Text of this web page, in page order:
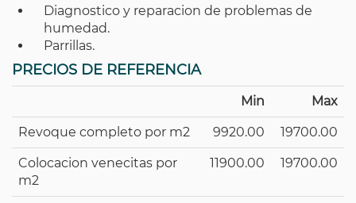
Diagnostico y reparacion de problemas de
humedad.
Parrillas.
PRECIOS DE REFERENCIA
Min Max
Revoque completo por m2 9920.00 19700.00
Colocacion venecitas por
m2
11900.00 19700.00